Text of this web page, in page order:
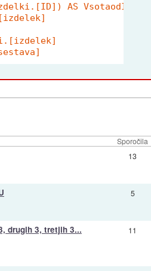
AS VsotaodID
Sporočila
13
5
drugih 3, tretjih 3... 11